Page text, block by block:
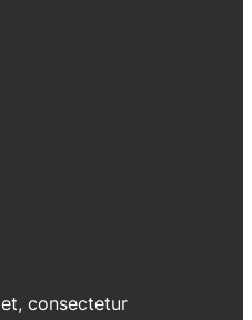
consectetur